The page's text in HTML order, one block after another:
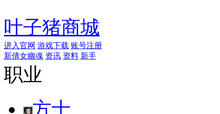
叶子猪商城
进入官网 游戏下载 账号注册
新倩女幽魂 资讯 资料 新手
职业
方士